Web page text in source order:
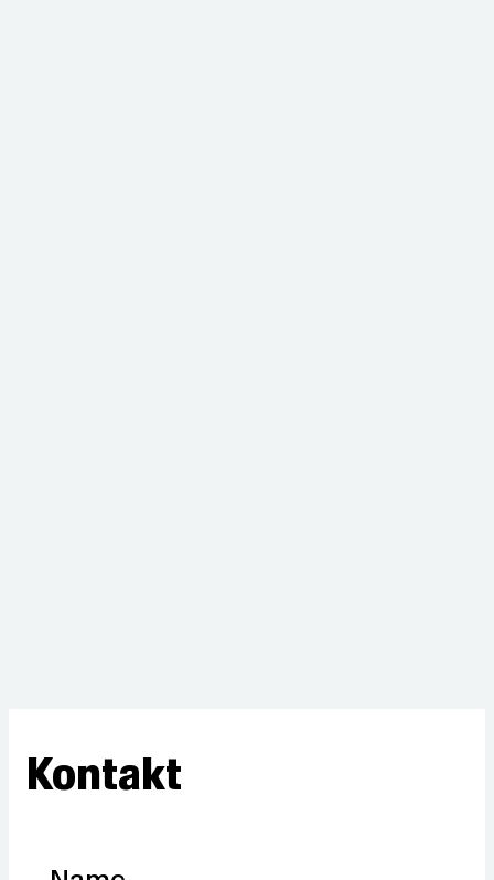
Kontakt